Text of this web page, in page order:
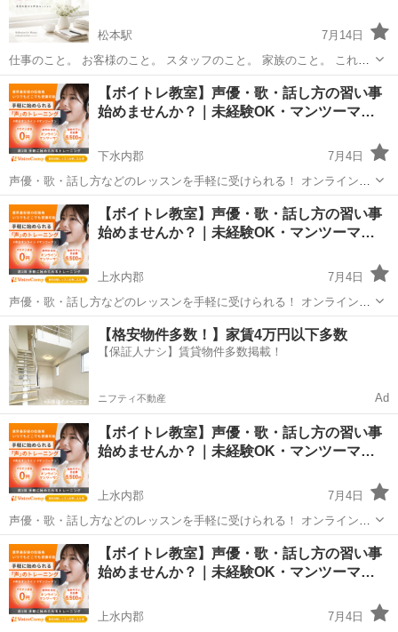
松本駅
7月14日
仕事のこと。 お客様のこと。 スタッフのこと。 家族のこと。 これか
らのこと。 毎日、たくさんの選択をしながら、 誰かのために動き続け
ている。 女性経営者や個人事業主の皆さんは、 表か...
長野 松本市 松本駅 その他 セッション
【ボイトレ教室】声優・歌・話し方の習い事
始めませんか？｜未経験OK・マンツーマ…
下水内郡
7月4日
声優・歌・話し方などのレッスンを手軽に受けられる！ オンラインボ
イトレ教室「Voice Camp（ボイスキャンプ）」 「声優のレッスンを一
度受けてみたい」 「話し方に自信がなくて改善したい」 「歌が上手く
なって気...
長野 下水内郡 その他
【ボイトレ教室】声優・歌・話し方の習い事
始めませんか？｜未経験OK・マンツーマ…
上水内郡
7月4日
声優・歌・話し方などのレッスンを手軽に受けられる！ オンラインボ
イトレ教室「Voice Camp（ボイスキャンプ）」 「声優のレッスンを一
度受けてみたい」 「話し方に自信がなくて改善したい」 「歌が上手く
なって気...
長野 上水内郡 その他
【格安物件多数！】家賃4万円以下多数
【保証人ナシ】賃貸物件多数掲載！
ニフティ不動産 Ad
【ボイトレ教室】声優・歌・話し方の習い事
始めませんか？｜未経験OK・マンツーマ…
上水内郡
7月4日
声優・歌・話し方などのレッスンを手軽に受けられる！ オンラインボ
イトレ教室「Voice Camp（ボイスキャンプ）」 「声優のレッスンを一
度受けてみたい」 「話し方に自信がなくて改善したい」 「歌が上手く
なって気...
長野 上水内郡 その他 声優
【ボイトレ教室】声優・歌・話し方の習い事
始めませんか？｜未経験OK・マンツーマ…
上水内郡 7月4日